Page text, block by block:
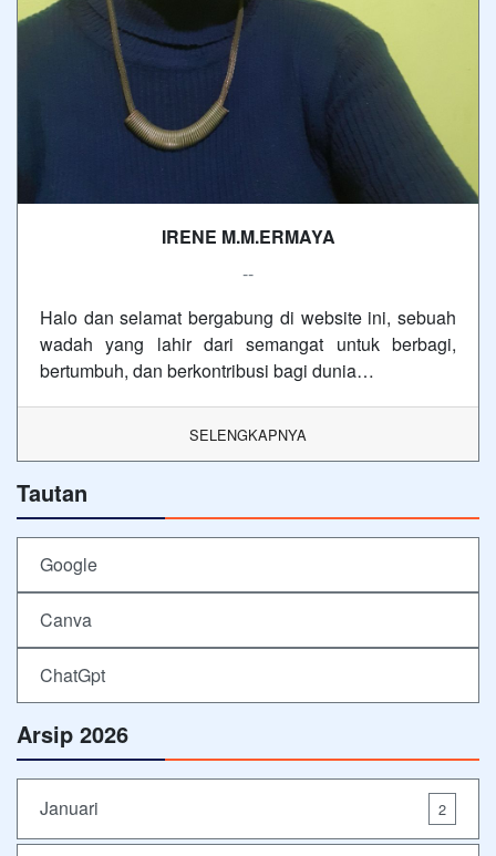
IRENE M.M.ERMAYA
--
Halo dan selamat bergabung di website ini, sebuah
wadah yang lahir dari semangat untuk berbagi,
bertumbuh, dan berkontribusi bagi dunia…
SELENGKAPNYA
Tautan
Google
Canva
ChatGpt
Arsip 2026
Januari 2